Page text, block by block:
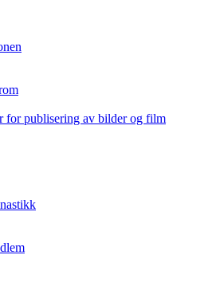
for publisering av bilder og film